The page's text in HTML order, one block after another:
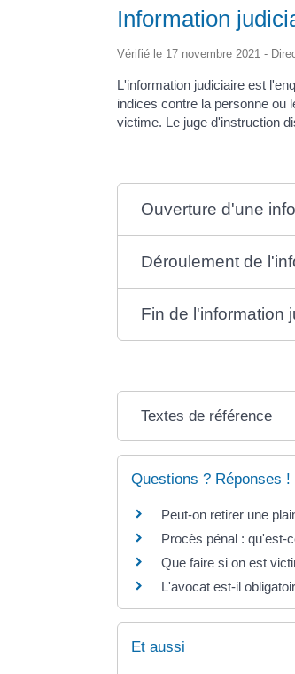
Information
Vérifié le 17 novembre 2021 -
L'information judiciaire est
indices contre la personne ou
victime. Le juge d'instruction
Ouverture d'une
Déroulement de
Fin de l'information
Textes de référence
Questions ? Réponses !
Peut-on retirer une
Procès pénal : qu'est-
Que faire si on est
L'avocat est-il
Et aussi